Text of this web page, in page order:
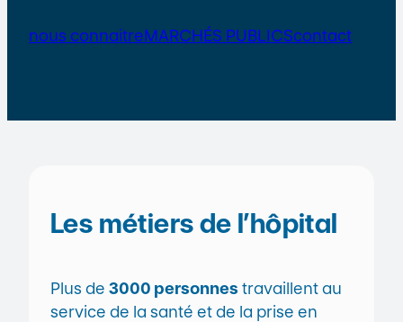
nous connaitreMARCHÉS PUBLICScontact
Les métiers de l’hôpital
Plus de 3000 personnes travaillent au
service de la santé et de la prise en